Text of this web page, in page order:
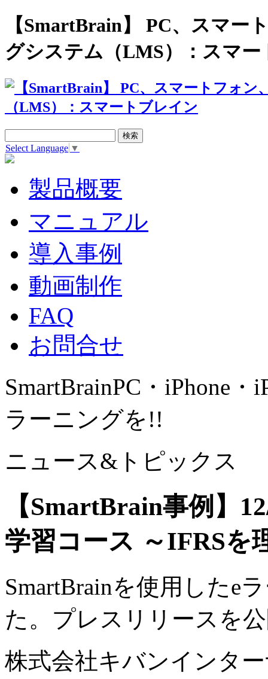
【SmartBrain】 PC、スマー
グシステム（LMS）：スマー
Select Language ▼
製品概要
マニュアル
導入事例
動画制作
FAQ
お問合せ
SmartBrainPC・iPhone・
ラーニングを!!
ニュース&トピックス
【SmartBrain事例】
学習コース ～IFRSを
SmartBrainを使用したe
た。プレスリリースを
株式会社キバンインタ